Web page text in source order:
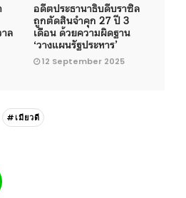
ล
อดีตประธานาธิบดีบราซิล
ถูกตัดสินจำคุก 27 ปี 3
เดือน ด้วยความผิดฐาน
‘วางแผนรัฐประหาร’
12 September 2025
#เมียวดี